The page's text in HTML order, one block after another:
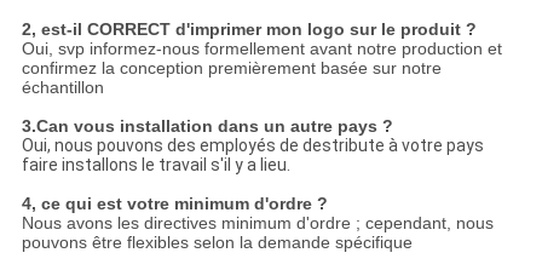
2, est-il CORRECT d'imprimer mon logo sur le produit ?
Oui, svp informez-nous formellement avant notre production et
confirmez la conception premièrement basée sur notre
échantillon
3.Can vous installation dans un autre pays ?
Oui, nous pouvons des employés de destribute à votre pays
faire installons le travail s'il y a lieu.
4, ce qui est votre minimum d'ordre ?
Nous avons les directives minimum d'ordre ; cependant, nous
pouvons être flexibles selon la demande spécifique